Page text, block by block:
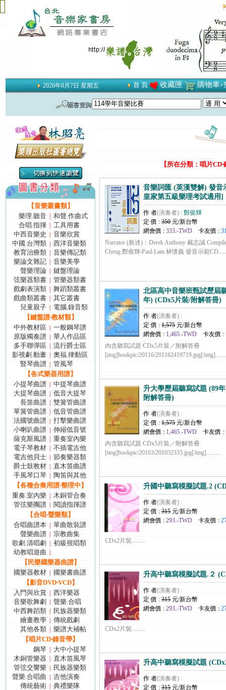
2026年8月7日 星期五 首 頁 收藏匣 購物車+
【音樂叢書類】
樂理.聽音
和聲.作曲式
合唱.指揮
工具用書
中西音樂史
音樂欣賞
中國.台灣類
西洋音樂類
教育治療類
音樂傳記類
樂論文雜記
音樂美學
聲樂理論
鍵盤理論
弦樂器類書
管樂器類書
戲劇表演類
舞蹈類叢書
戲曲類叢書
其它叢書
兒童親子
電腦.錄音類
【鍵盤譜‧教材類】
中外教材區
一般鋼琴譜
原版獨奏譜
華人作品區
多手聯彈區
流行爵士區
影視劇.動畫
奧福.律動區
豎琴曲譜
管風琴
【各式樂器用譜】
小提琴曲譜
中提琴曲譜
大提琴曲譜
低音大提琴
長笛曲譜
雙簧管曲譜
單簧管曲譜
低音管曲譜
法國號曲譜
打擊樂曲譜
小喇叭曲譜
伸縮低音號
薩克斯風譜
重奏室內樂
電子琴教材
不插電吉他
電吉他貝士
節奏樂器類
爵士鼓教材
直木笛曲譜
手風琴口琴
陶笛與其他
【各種合奏用譜‧整理中】
重奏.室內樂
木銅管合奏
管弦樂團譜
閱讀指揮譜
【合唱‧聲樂類】
合唱曲譜本
單曲散裝譜
聲樂曲譜
宗教曲集
歌劇.清唱劇
初級視唱類
幼教唱遊曲
【民樂國樂器曲譜】
國樂器教材
國樂書曲譜
【影音DVD‧VCD】
入門與欣賞
西洋樂器
音樂歌舞劇
聲樂.合唱
中西舞蹈類
民族器樂類
繪畫教學
傳統戲劇
其他各類
樂譜大補帖
【唱片CD‧錄音帶】
鋼琴
大中小提琴
木銅管樂器
直木笛風琴
管弦交響樂
民族器樂類
聲樂.合唱曲
吉他演奏
傳統藝術
典禮樂隊
【所在分類：唱片
音樂詞匯 (英漢雙解) 發音
皇家第五級樂理考試適用]
作 者(演奏者) : 鄭俊輝
定 價 : 350 元/新台幣
網會價 : 333.-TWD 卡友價 :
Narrator (敘述)：Derek Anthony 戴志誠
Cheng 鄭俊輝‧Paul Lam 林懷義 發音示範
北區高中音樂班甄試歷屆
年) (CDx5片裝/附解答冊)
作 者(演奏者) :
定 價 : 1,575 元/新台幣
網會價 : 1,465.-TWD 卡友價 :
內含聽寫試題 CDx5片裝／附解答冊
[img]bookpic/20116/201162419719.jpg[/
升大學歷屆聽寫試題 (89
附解答冊)
作 者(演奏者) :
定 價 : 1,575 元/新台幣
網會價 : 1,465.-TWD 卡友價 :
內含聽寫試題 CDx5片裝／附解答冊
[img]bookpic/20103/201032335.jpg[/img].........
升國中聽寫模擬試題.2
作 者(演奏者) :
定 價 : 315 元/新台幣
網會價 : 293.-TWD 卡友價 :
CDx2片裝.........
升高中聽寫模擬試題.２
作 者(演奏者) :
定 價 : 315 元/新台幣
網會價 : 293.-TWD 卡友價 :
CDx2片裝.........
升高中聽寫模擬試題
作 者(演奏者) :
定 價 : 315 元/新台幣